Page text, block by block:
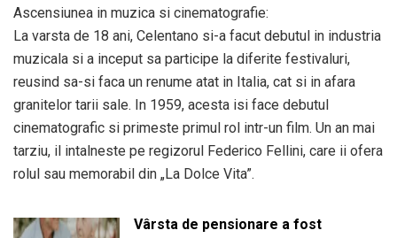
Ascensiunea in muzica si cinematografie:
La varsta de 18 ani, Celentano si-a facut debutul in industria
muzicala si a inceput sa participe la diferite festivaluri,
reusind sa-si faca un renume atat in Italia, cat si in afara
granitelor tarii sale. In 1959, acesta isi face debutul
cinematografic si primeste primul rol intr-un film. Un an mai
tarziu, il intalneste pe regizorul Federico Fellini, care ii ofera
rolul sau memorabil din „La Dolce Vita”.
Vârsta de pensionare a fost